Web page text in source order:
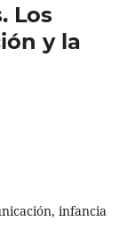
Los
y la
infancia